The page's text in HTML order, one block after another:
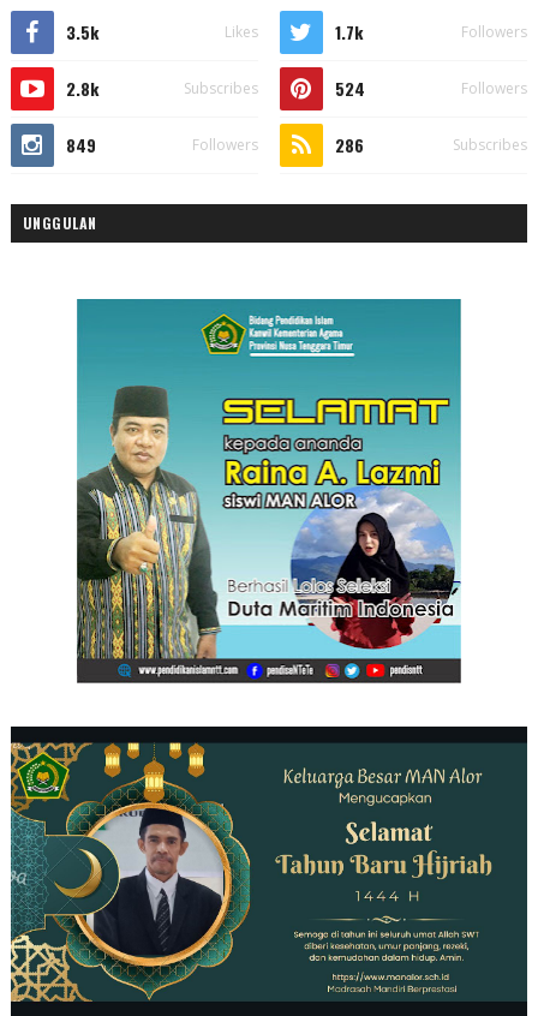
3.5k Likes 1.7k Followers
2.8k Subscribes 524 Followers
849 Followers 286 Subscribes
UNGGULAN